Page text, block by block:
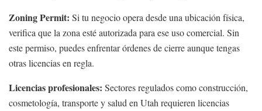
Zoning Permit: Si tu negocio opera desde una ubicación física,
verifica que la zona esté autorizada para ese uso comercial. Sin
este permiso, puedes enfrentar órdenes de cierre aunque tengas
otras licencias en regla.
Licencias profesionales: Sectores regulados como construcción,
cosmetología, transporte y salud en Utah requieren licencias